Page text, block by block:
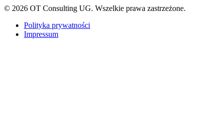
© 2026 OT Consulting UG. Wszelkie prawa zastrzeżone.
Polityka prywatności
Impressum